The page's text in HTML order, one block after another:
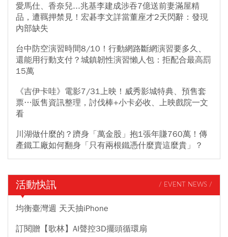
愛馬仕、香奈兒...兆基李建成涉吞7億送前妻滿屋精
品，遭羈押禁見！宏碁李文詳當董座才2天閃辭：發現
內部缺失
台中防空演習時間8/10！行動網路斷網演習要多久、
還能用行動支付？城鎮韌性演習懶人包：拒配合最高罰
15萬
《吉伊卡哇》電影7/31上映！威秀影城特典、預售套
票…販售資訊整理，討伐棒+小卡必收、上映戲院一文
看
川湖做什麼的？躋身「萬金股」抱1張年賺760萬！傳
產鐵工廠如何翻身「只有兩根鐵憑什麼賣這麼貴」？
活動快訊 / EVENT NEWS /
均衡臺灣週 天天抽iPhone
訂閱贈【歌林】AI聲控3D擺頭循環扇